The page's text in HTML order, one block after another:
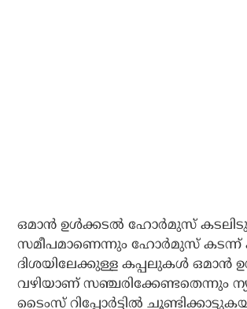
ഒമാന്‍ ഉള്‍ക്കടല്‍ ഹോര്‍മുസ്
സമീപമാണെന്നും ഹോര്‍മുസ് കടന്ന്
ദിശയിലേക്കുള്ള കപ്പലുകള്‍ ഒമാന്‍
വഴിയാണ് സഞ്ചരിക്കേണ്ടതെന്നും
ടൈംസ് റിപ്പോര്‍ട്ടില്‍